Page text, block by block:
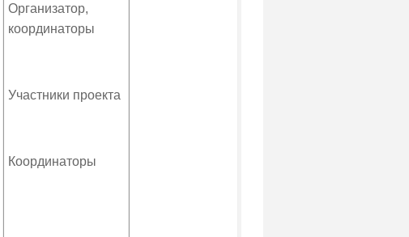
Организатор,
координаторы
Участники проекта
Координаторы